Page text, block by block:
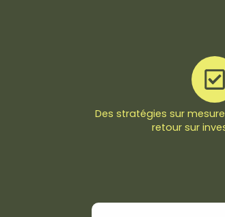
Des stratégies sur
retour sur